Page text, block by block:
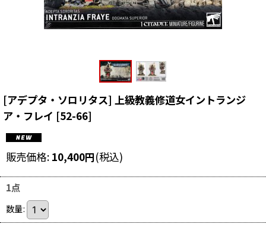
[アデプタ・ソロリタス] 上級教義修道女イントランジ
ア・フレイ [52-66]
販売価格: 10,400円(税込)
1点
数量: